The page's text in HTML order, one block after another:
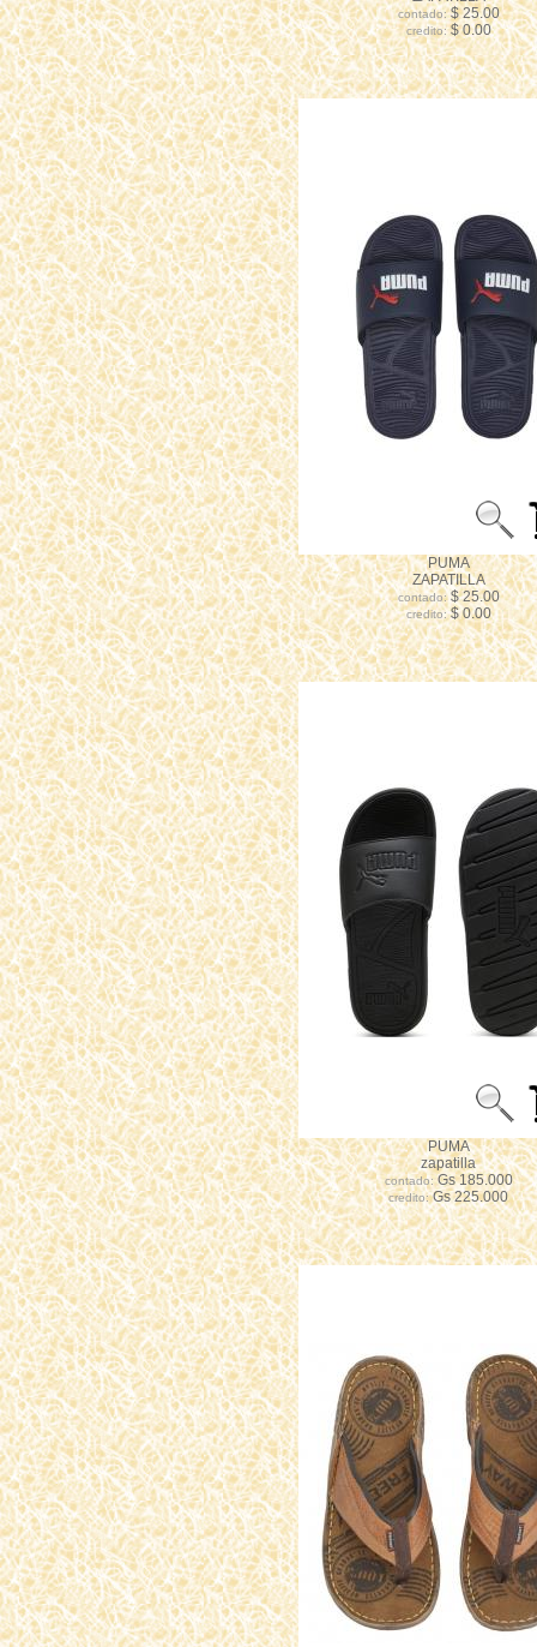
contado:$ 25.00
credito:$ 0.00
PUMA
ZAPATILLA
contado:$ 25.00
credito:$ 0.00
PUMA
zapatilla
contado:Gs 185.000
credito:Gs 225.000